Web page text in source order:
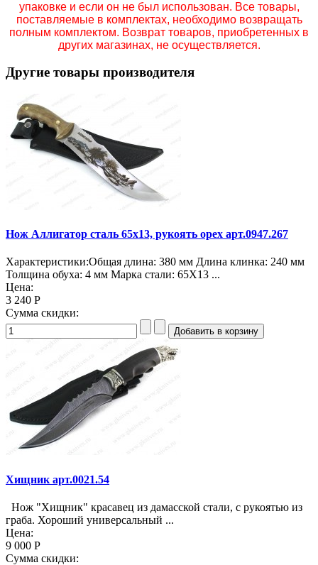
упаковке и если он не был использован. Все товары,
поставляемые в комплектах, необходимо возвращать
полным комплектом. Возврат товаров, приобретенных в
других магазинах, не осуществляется.
Другие товары производителя
Нож Аллигатор сталь 65х13, рукоять орех арт.0947.267
Характеристики:Общая длина: 380 мм Длина клинка: 240 мм
Толщина обуха: 4 мм Марка стали: 65Х13 ...
Цена:
3 240 Р
Сумма скидки:
Хищник арт.0021.54
Нож "Хищник" красавец из дамасской стали, с рукоятью из
граба. Хороший универсальный ...
Цена:
9 000 Р
Сумма скидки: